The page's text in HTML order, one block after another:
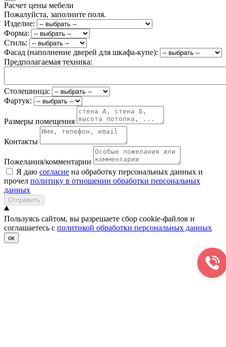
Расчет цены мебели
Пожалуйста, заполните поля.
Изделие:
Форма:
Стиль:
Фасад (наполнение дверей для шкафа-купе):
Предполагаемая техника:
Столешница:
Фартук:
Размеры помещения
Контакты
Пожелания/комментарии
Я даю согласие на обработку персональных данных и
прочел политику в отношении обработки персональных
данных
Отправить
Пользуясь сайтом, вы разрешаете сбор cookie-файлов и
соглашаетесь с политикой обработки персональных данных
ок